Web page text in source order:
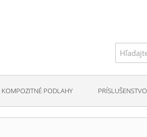
KOMPOZITNÉ PODLAHY PRÍSLUŠENSTVO